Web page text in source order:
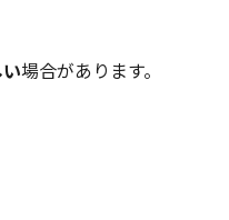
場合があります。